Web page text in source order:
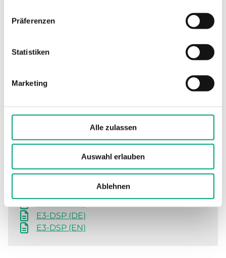
Präferenzen
Statistiken
Marketing
Alle zulassen
Auswahl erlauben
Ablehnen
RAL 9003
Software und Dokumentation
Produktblatt
E3-DSP (DE)
E3-DSP (EN)